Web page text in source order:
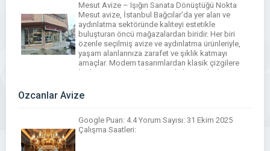
Mesut Avize – Işığın Sanata Dönüştüğü Nokta
Mesut avize, İstanbul Bağcılar’da yer alan ve
aydınlatma sektöründe kaliteyi estetikle
buluşturan öncü mağazalardan biridir. Her biri
özenle seçilmiş avize ve aydınlatma ürünleriyle,
yaşam alanlarınıza zarafet ve şıklık katmayı
amaçlar. Modern tasarımlardan klasik çizgilere
kadar geniş ürün yelpazesiyle her zevke hitap
planda […]
Özcanlar Avize
Google Puan: 4.4 Yorum Sayısı: 31 Ekim 2025
Çalışma Saatleri: